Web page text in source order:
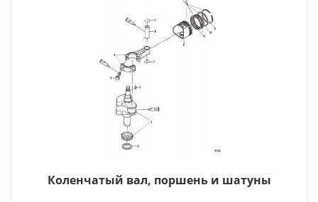
Коленчатый вал, поршень и шатуны